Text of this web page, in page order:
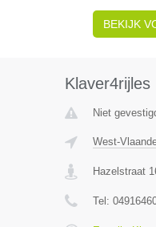
BEKIJK
Klaver4rijles
Niet
West-
Hazelstraat
Tel: